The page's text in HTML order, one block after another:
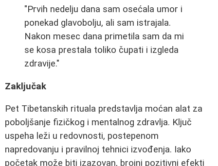
"Prvih nedelju dana sam osećala umor i
ponekad glavobolju, ali sam istrajala.
Nakon mesec dana primetila sam da mi
se kosa prestala toliko čupati i izgleda
zdravije."
Zaključak
Pet Tibetanskih rituala predstavlja moćan alat za
poboljšanje fizičkog i mentalnog zdravlja. Ključ
uspeha leži u redovnosti, postepenom
napredovanju i pravilnoj tehnici izvođenja. Iako
početak može biti izazovan, brojni pozitivni efekti